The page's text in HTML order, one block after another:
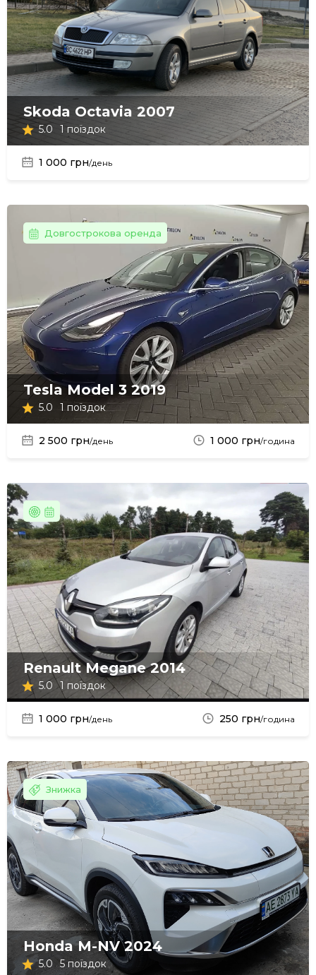
Skoda Octavia 2007
5.0 1 поїздок
1 000 грн/день
Довгострокова оренда
Tesla Model 3 2019
5.0 1 поїздок
2 500 грн/день 1 000 грн/година
Renault Megane 2014
5.0 1 поїздок
1 000 грн/день 250 грн/година
Знижка
Honda M-NV 2024
5.0 5 поїздок